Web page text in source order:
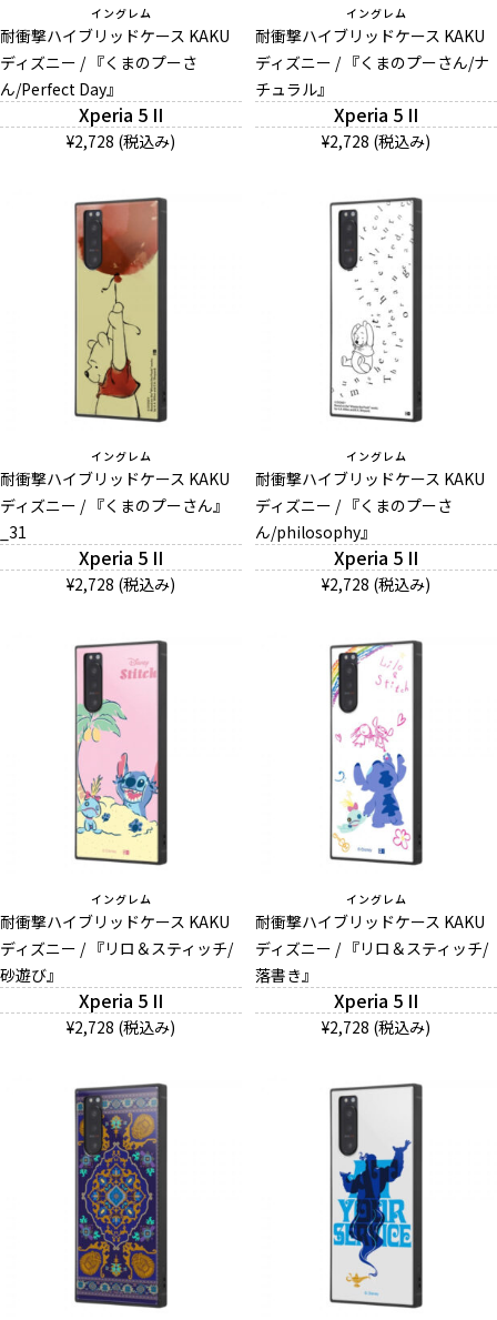
イングレム
耐衝撃ハイブリッドケース KAKU
ディズニー / 『くまのプーさ
ん/Perfect Day』
Xperia 5 II
¥2,728 (税込み)
イングレム
耐衝撃ハイブリッドケース KAKU
ディズニー / 『くまのプーさん/ナ
チュラル』
Xperia 5 II
¥2,728 (税込み)
イングレム
耐衝撃ハイブリッドケース KAKU
ディズニー / 『くまのプーさん』
_31
Xperia 5 II
¥2,728 (税込み)
イングレム
耐衝撃ハイブリッドケース KAKU
ディズニー / 『くまのプーさ
ん/philosophy』
Xperia 5 II
¥2,728 (税込み)
イングレム
耐衝撃ハイブリッドケース KAKU
ディズニー / 『リロ＆スティッチ/
砂遊び』
Xperia 5 II
¥2,728 (税込み)
イングレム
耐衝撃ハイブリッドケース KAKU
ディズニー / 『リロ＆スティッチ/
落書き』
Xperia 5 II
¥2,728 (税込み)